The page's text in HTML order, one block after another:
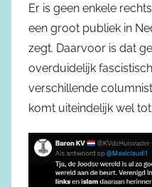
Er is geen enkele
een groot publiek in
zegt. Daarvoor is dat
overduidelijk
verschillende
komt uiteindelijk wel